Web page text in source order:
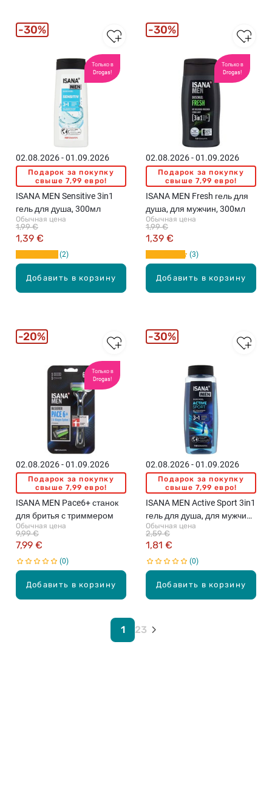
Только в
Drogas!
Добавить в корзину
02.08.2026 - 01.09.2026
Подарок за покупку
свыше 7,99 евро!
ISANA MEN Sensitive 3in1
гель для душа, 300мл
Обычная цена
1,39 €
1,99 €
2
30%
Только в
Drogas!
Добавить в корзину
02.08.2026 - 01.09.2026
Подарок за покупку
свыше 7,99 евро!
ISANA MEN Fresh гель для
душа, для мужчин, 300мл
Обычная цена
1,39 €
1,99 €
3
30%
Только в
Drogas!
Добавить в корзину
02.08.2026 - 01.09.2026
Подарок за покупку
свыше 7,99 евро!
ISANA MEN Pace6+ станок
для бритья с триммером
Обычная цена
7,99 €
9,99 €
0
20%
Добавить в корзину
02.08.2026 - 01.09.2026
Подарок за покупку
свыше 7,99 евро!
ISANA MEN Active Sport 3in1
гель для душа, для мужчин,
500мл
Обычная цена
1,81 €
2,59 €
0
30%
1 23